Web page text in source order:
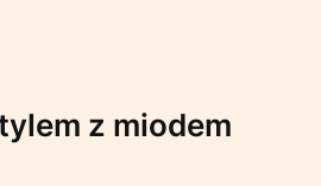
z miodem